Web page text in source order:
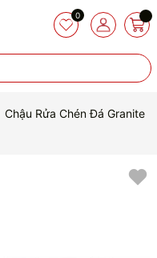
0
Chậu Rửa Chén Đá Granite